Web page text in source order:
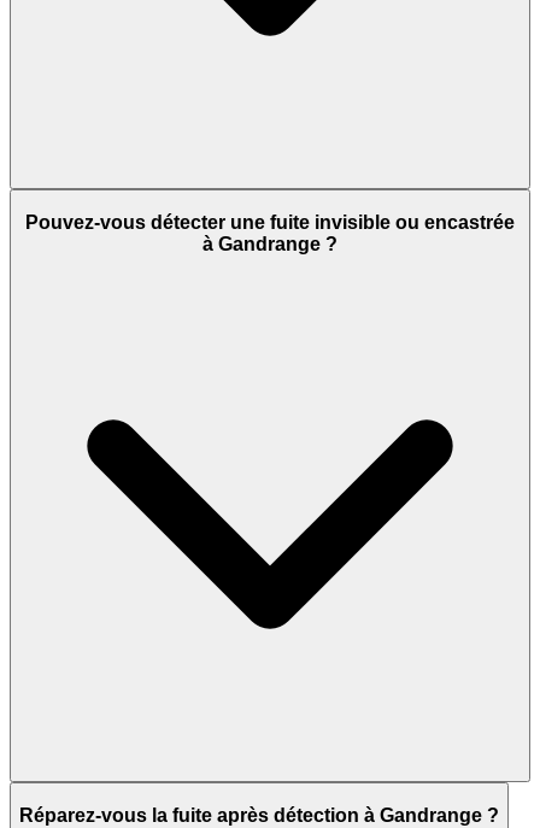
Pouvez-vous détecter une fuite invisible ou encastrée
à Gandrange ?
Réparez-vous la fuite après détection à Gandrange ?